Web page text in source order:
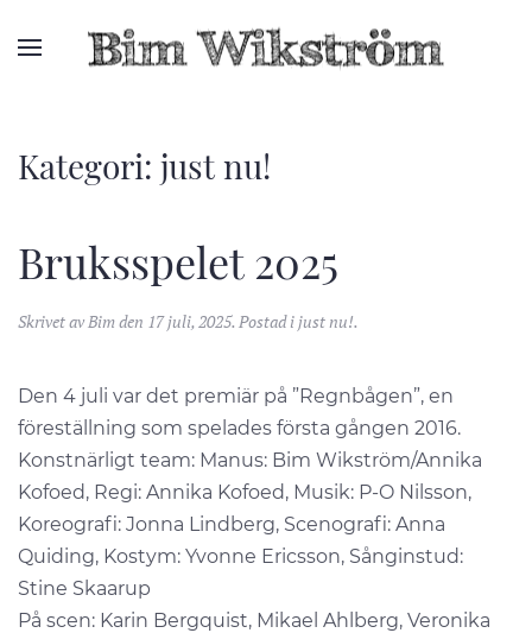
Kategori: just nu!
Bruksspelet 2025
Skrivet avBimden 17 juli, 2025. Postad ijust nu!.
Den 4 juli var det premiär på ”Regnbågen”, en
föreställning som spelades första gången 2016.
Konstnärligt team: Manus: Bim Wikström/Annika
Kofoed, Regi: Annika Kofoed, Musik: P-O Nilsson,
Koreografi: Jonna Lindberg, Scenografi: Anna
Quiding, Kostym: Yvonne Ericsson, Sånginstud:
Stine Skaarup
På scen: Karin Bergquist, Mikael Ahlberg, Veronika